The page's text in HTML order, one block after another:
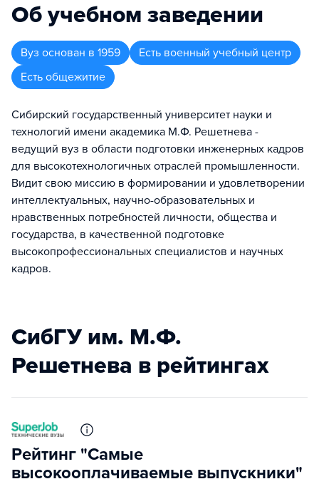
Об учебном заведении
Вуз основан в 1959
Есть военный учебный центр
Есть общежитие
Сибирский государственный университет науки и
технологий имени академика М.Ф. Решетнева -
ведущий вуз в области подготовки инженерных кадров
для высокотехнологичных отраслей промышленности.
Видит свою миссию в формировании и удовлетворении
интеллектуальных, научно-образовательных и
нравственных потребностей личности, общества и
государства, в качественной подготовке
высокопрофессиональных специалистов и научных
кадров.
СибГУ им. М.Ф.
Решетнева в рейтингах
Рейтинг "Самые
высокооплачиваемые выпускники"